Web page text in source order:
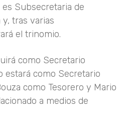
Subsecretaria de
y, tras varias
el trinomio.
como Secretario
estará como Secretario
como Tesorero y Mario
a medios de